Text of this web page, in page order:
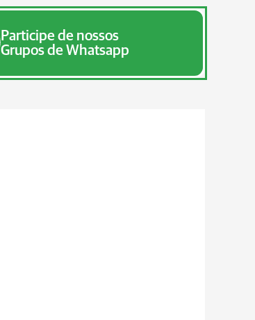
Participe de nossos
Grupos de Whatsapp